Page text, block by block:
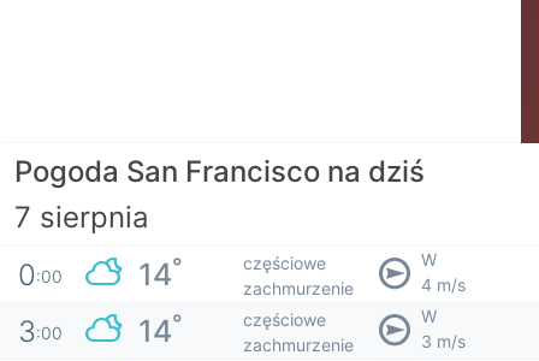
Pogoda San Francisco na dziś
7 sierpnia
0:00 14°
częściowe
zachmurzenie
W
4 m/s
3:00 14°
częściowe
zachmurzenie
W
3 m/s